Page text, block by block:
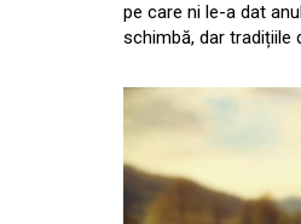
pe care ni le-a dat
schimbă, dar tradițiile